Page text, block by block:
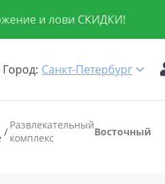
и лови СКИДКИ!
Город: Санкт-Петербург
Развлекательный
комплекс
Восточный